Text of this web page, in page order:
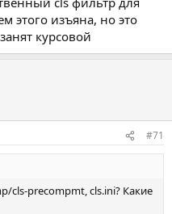
этого изъяна, но это
курсовой
#71
cls-precompmt, cls.ini? Какие